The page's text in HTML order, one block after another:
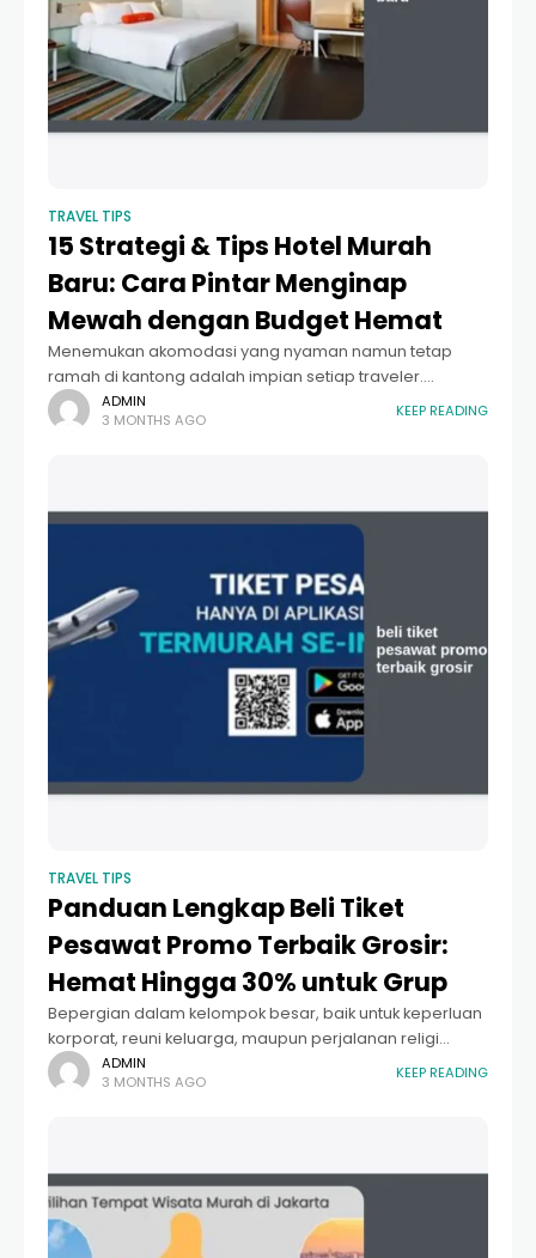
TRAVEL TIPS
15 Strategi & Tips Hotel Murah
Baru: Cara Pintar Menginap
Mewah dengan Budget Hemat
Menemukan akomodasi yang nyaman namun tetap
ramah di kantong adalah impian setiap traveler.
Mencari tips hotel murah baru seringkali menjadi
prioritas utama sebelum merencanakan liburan atau
ADMIN
3 MONTHS AGO
KEEP READING
TRAVEL TIPS
Panduan Lengkap Beli Tiket
Pesawat Promo Terbaik Grosir:
Hemat Hingga 30% untuk Grup
Bepergian dalam kelompok besar, baik untuk keperluan
korporat, reuni keluarga, maupun perjalanan religi
seperti Umrah, seringkali menjadi tantangan logistik dan
finansial. Salah satu biaya terbesar yang harus dikelola
ADMIN
3 MONTHS AGO
KEEP READING